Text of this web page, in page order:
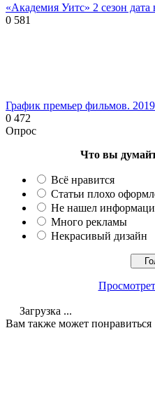
«Академия Уитс» 2 сезон дата
0 581
График премьер фильмов.
0 472
Опрос
Что вы
Всё нравится
Статьи плохо
Не нашел
Много рекламы
Некрасивый дизайн
Загрузка ...
Вам также может понравиться